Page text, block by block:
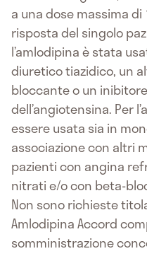
a una dose massima
risposta del singolo
l’amlodipina è stata
diuretico tiazidico, un
bloccante o un
dell’angiotensina. Per
essere usata sia in
associazione con altri
pazienti con angina
nitrati e/o con beta-
Non sono richieste
Amlodipina Accord
somministrazione